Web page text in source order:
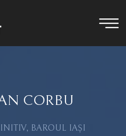
CORBU
BAROUL IAȘI